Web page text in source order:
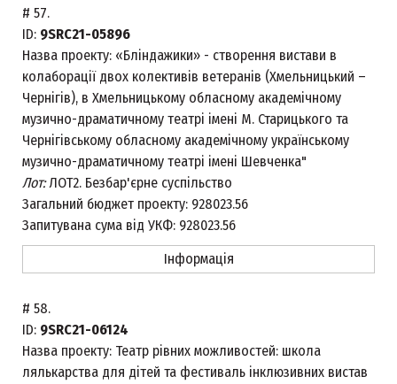
# 57.
ID: 9SRC21-05896
Назва проекту: «Бліндажики» - створення вистави в
колаборації двох колективів ветеранів (Хмельницький –
Чернігів), в Хмельницькому обласному академічному
музично-драматичному театрі імені М. Старицького та
Чернігівському обласному академічному українському
музично-драматичному театрі імені Шевченка"
Лот:ЛОТ2. Безбар'єрне суспільство
Загальний бюджет проекту: 928023.56
Запитувана сума від УКФ: 928023.56
Інформація
# 58.
ID: 9SRC21-06124
Назва проекту: Театр рівних можливостей: школа
лялькарства для дітей та фестиваль інклюзивних вистав